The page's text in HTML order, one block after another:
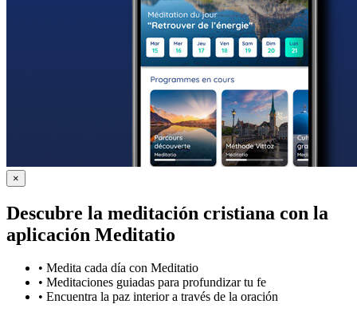
×
Descubre la meditación cristiana con la
aplicación Meditatio
• Medita cada día con Meditatio
• Meditaciones guiadas para profundizar tu fe
• Encuentra la paz interior a través de la oración